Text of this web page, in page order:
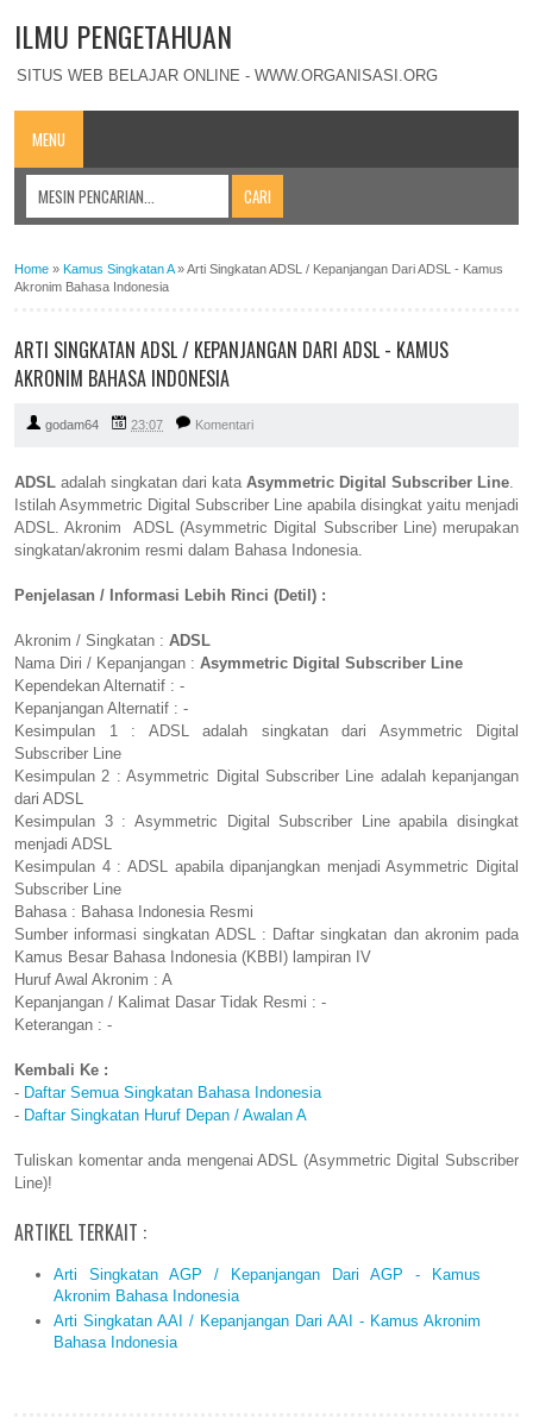
ILMU PENGETAHUAN
SITUS WEB BELAJAR ONLINE - WWW.ORGANISASI.ORG
MENU
Home » Kamus Singkatan A»Arti Singkatan ADSL / Kepanjangan Dari ADSL - Kamus
Akronim Bahasa Indonesia
ARTI SINGKATAN ADSL / KEPANJANGAN DARI ADSL - KAMUS
AKRONIM BAHASA INDONESIA
godam64 23:07 Komentari
ADSL adalah singkatan dari kata Asymmetric Digital Subscriber Line.
Istilah Asymmetric Digital Subscriber Line apabila disingkat yaitu menjadi
ADSL. Akronim ADSL (Asymmetric Digital Subscriber Line) merupakan
singkatan/akronim resmi dalam Bahasa Indonesia.
Penjelasan / Informasi Lebih Rinci (Detil) :
Akronim / Singkatan : ADSL
Nama Diri / Kepanjangan : Asymmetric Digital Subscriber Line
Kependekan Alternatif : -
Kepanjangan Alternatif : -
Kesimpulan 1 : ADSL adalah singkatan dari Asymmetric Digital
Subscriber Line
Kesimpulan 2 : Asymmetric Digital Subscriber Line adalah kepanjangan
dari ADSL
Kesimpulan 3 : Asymmetric Digital Subscriber Line apabila disingkat
menjadi ADSL
Kesimpulan 4 : ADSL apabila dipanjangkan menjadi Asymmetric Digital
Subscriber Line
Bahasa : Bahasa Indonesia Resmi
Sumber informasi singkatan ADSL : Daftar singkatan dan akronim pada
Kamus Besar Bahasa Indonesia (KBBI) lampiran IV
Huruf Awal Akronim : A
Kepanjangan / Kalimat Dasar Tidak Resmi : -
Keterangan : -
Kembali Ke :
- Daftar Semua Singkatan Bahasa Indonesia
- Daftar Singkatan Huruf Depan / Awalan A
Tuliskan komentar anda mengenai ADSL (Asymmetric Digital Subscriber
Line)!
ARTIKEL TERKAIT :
Arti Singkatan AGP / Kepanjangan Dari AGP - Kamus
Akronim Bahasa Indonesia
Arti Singkatan AAI / Kepanjangan Dari AAI - Kamus Akronim
Bahasa Indonesia